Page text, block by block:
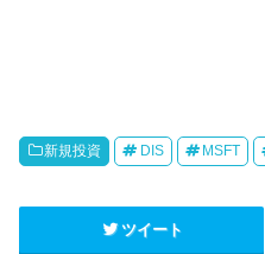
新規投資 DIS MSFT
ツイート